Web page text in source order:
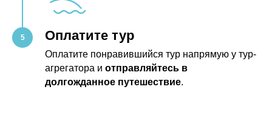
Оплатите тур
Оплатите понравившийся тур напрямую у тур-
агрегатора и отправляйтесь в
долгожданное путешествие.